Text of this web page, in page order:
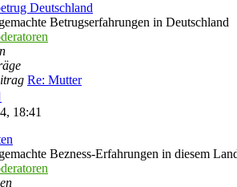
Deutschland
Betrugserfahrungen in Deutschland
Re: Mutter
Beitrag
18:41
Bezness-Erfahrungen in diesem